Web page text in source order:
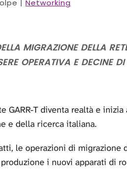
| Networking
migrazione della
operativa e decine
GARR-T diventa realtà e
e della ricerca italiana.
le operazioni di migrazione
i nuovi apparati di